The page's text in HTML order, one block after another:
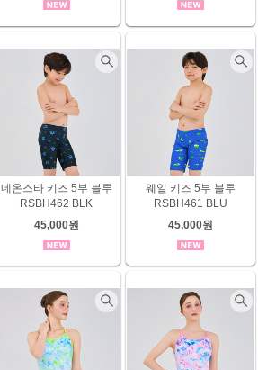
네온스타 키즈 5부 블루
RSBH462 BLK
45,000원
웨일 키즈 5부 블루
RSBH461 BLU
45,000원